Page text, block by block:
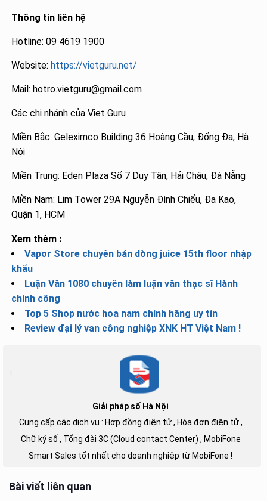
Thông tin liên hệ
Hotline: 09 4619 1900
Website:https://vietguru.net/
Mail: hotro.vietguru@gmail.com
Các chi nhánh của Viet Guru
Miền Bắc: Geleximco Building 36 Hoàng Cầu, Đống Đa, Hà
Nội
Miền Trung: Eden Plaza Số 7 Duy Tân, Hải Châu, Đà Nẵng
Miền Nam: Lim Tower 29A Nguyễn Đình Chiểu, Đa Kao,
Quận 1, HCM
Xem thêm :
Vapor Store chuyên bán dòng juice 15th floor nhập
khẩu
Luận Văn 1080 chuyên làm luận văn thạc sĩ Hành
chính công
Top 5 Shop nước hoa nam chính hãng uy tín
Review đại lý van công nghiệp XNK HT Việt Nam !
Giải pháp số Hà Nội
Cung cấp các dịch vụ : Hợp đồng điện tử , Hóa đơn điện tử ,
Chữ ký số , Tổng đài 3C (Cloud contact Center) , MobiFone
Smart Sales tốt nhất cho doanh nghiệp từ MobiFone !
Bài viết liên quan